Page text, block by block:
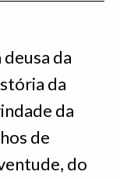
da
da
da
de
do